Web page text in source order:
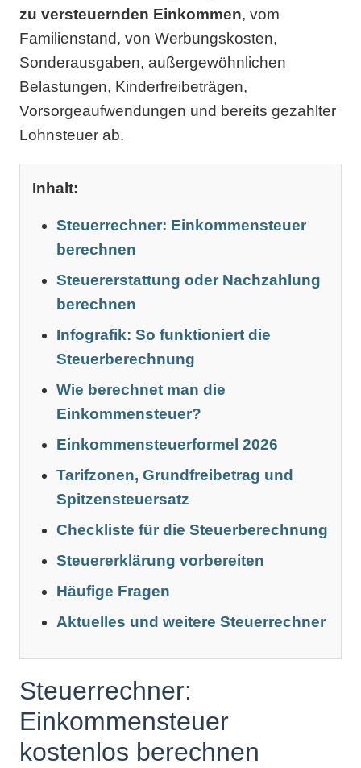
zu versteuernden Einkommen, vom
Familienstand, von Werbungskosten,
Sonderausgaben, außergewöhnlichen
Belastungen, Kinderfreibeträgen,
Vorsorgeaufwendungen und bereits gezahlter
Lohnsteuer ab.
Inhalt:
Steuerrechner: Einkommensteuer
berechnen
Steuererstattung oder Nachzahlung
berechnen
Infografik: So funktioniert die
Steuerberechnung
Wie berechnet man die
Einkommensteuer?
Einkommensteuerformel 2026
Tarifzonen, Grundfreibetrag und
Spitzensteuersatz
Checkliste für die Steuerberechnung
Steuererklärung vorbereiten
Häufige Fragen
Aktuelles und weitere Steuerrechner
Steuerrechner:
Einkommensteuer
kostenlos berechnen